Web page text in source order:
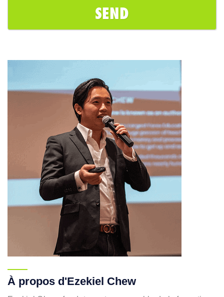
À propos d'Ezekiel Chew